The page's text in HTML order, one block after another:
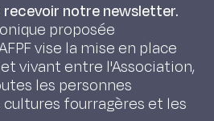
notre newsletter.
proposée
vise la mise en place
vivant entre l'Association,
les personnes
fourragères et les